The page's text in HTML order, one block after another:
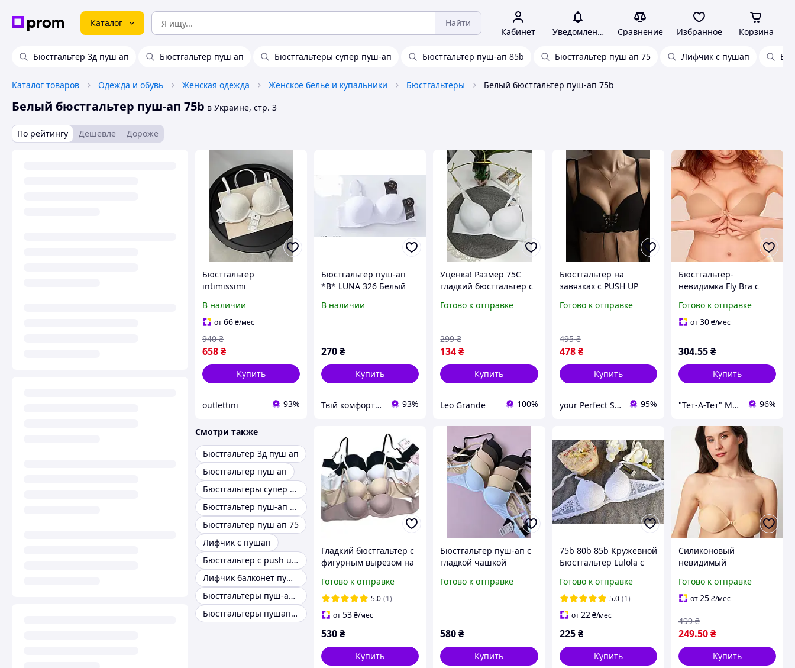
Каталог Найти
Кабинет Уведомления Сравнение Избранное Корзина
Бюстгальтер 3д пуш ап Бюстгальтер пуш ап Бюстгальтеры супер пуш-ап Бюстгальтер пуш-ап 85b Бюстгальтер пуш ап 75 Лифчик с пушап
Каталог товаров Одежда и обувь Женская одежда Женское белье и купальники Бюстгальтеры Белый бюстгальтер пуш-ап 75b
Белый бюстгальтер пуш-ап 75b в Украине, стр. 3
По рейтингу Дешевле Дороже
Бюстгальтер
intimissimi
Розмір 75B, 85B З
легким пуш апом На
кісточках
В наличии
от66₴/мес
658₴
940 ₴
Купить
outlettini 93%
Бюстгальтер пуш-ап
*B* LUNA 326 Белый
В наличии
270₴
Купить
Твій комфорт Магазин якісного одягу для дому, сну та прогулянок за доступними цінами. 93%
Уценка! Размер 75С
гладкий бюстгальтер с
Готово к отправке
134₴
299 ₴
Купить
Leo Grande 100%
Бюстгальтер на
завязках с PUSH UP
ы женские,Бра с пуш
Готово к отправке
478 ₴
495 ₴
Купить
your Perfect Store 95%
Бюстгальтер-
невидимка Fly Bra с
бежевый размер B
Готово к отправке
от30₴/мес
304.55₴
Купить
"Тет-А-Тет" Магазин белья и тайных желаний 96%
Смотри также
Бюстгальтер 3д пуш ап
Бюстгальтер пуш ап
Бюстгальтеры супер пуш-ап
Бюстгальтер пуш-ап 85b
Бюстгальтер пуш ап 75
Лифчик с пушап
Бюстгальтер с push up белый
Лифчик балконет пуш ап
Бюстгальтеры пуш-ап push up
Бюстгальтеры пушап с кружевом
Гладкий бюстгальтер с
фигурным вырезом на
Белый
Готово к отправке
5.0 (1)
от53₴/мес
530₴
Купить
Бюстгальтер пуш-ап с
гладкой чашкой
Готово к отправке
580₴
Купить
75b 80b 85b Кружевной
Бюстгальтер Lulola с
лифчик 2 второй
размер чашка b белье
женское белый 75b 80b
85b
Готово к отправке
5.0 (1)
от22 ₴/мес
225 ₴
Купить
Силиконовый
невидимый
эффектом пуш-ап
самоклеящийся
невидимка с
бретельками на
клейкой основе A
Готово к отправке
от25₴/мес
249.50₴
499 ₴
Купить